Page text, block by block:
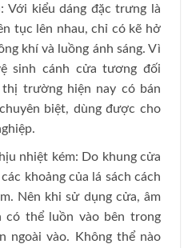
Với kiểu dáng đặc trưng là
tục lên nhau, chỉ có kẽ hở
khí và luồng ánh sáng. Vì
sinh cánh cửa tương đối
thị trường hiện nay có bán
biệt, dùng được cho
nhiệt kém: Do khung cửa
khoảng của lá sách cách
Nên khi sử dụng cửa, âm
có thể luồn vào bên trong
ngoài vào. Không thể nào